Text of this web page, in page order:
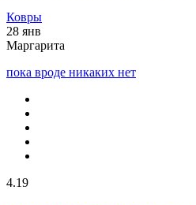
Ковры
28 янв
Маргарита
пока вроде никаких нет
4.19